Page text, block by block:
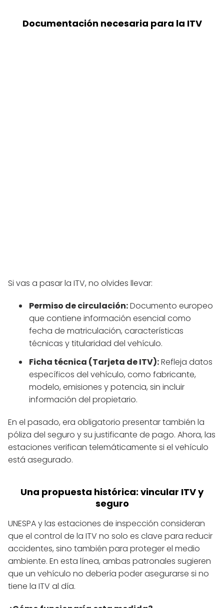
Documentación necesaria para la ITV
Si vas a pasar la ITV, no olvides llevar:
Permiso de circulación:Documento europeo
que contiene información esencial como
fecha de matriculación, características
técnicas y titularidad del vehículo.
Ficha técnica (Tarjeta de ITV):Refleja datos
específicos del vehículo, como fabricante,
modelo, emisiones y potencia, sin incluir
información del propietario.
En el pasado, era obligatorio presentar también la
póliza del seguro y su justificante de pago. Ahora, las
estaciones verifican telemáticamente si el vehículo
está asegurado.
Una propuesta histórica: vincular ITV y
seguro
UNESPA y las estaciones de inspección consideran
que el control de la ITV no solo es clave para reducir
accidentes, sino también para proteger el medio
ambiente. En esta línea, ambas patronales sugieren
que un vehículo no debería poder asegurarse si no
tiene la ITV al día.